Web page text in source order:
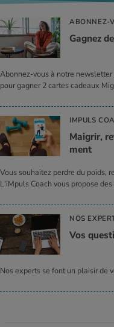
ABONNEZ-
Gagnez
Abonnez-vous à notre
pour gagner 2 cartes cadeaux
IMPULS
Mai­grir,
ment
Vous souhaitez perdre du poids,
L'iMpuls Coach vous propose
NOS
Vos
Nos experts se font un plaisir de